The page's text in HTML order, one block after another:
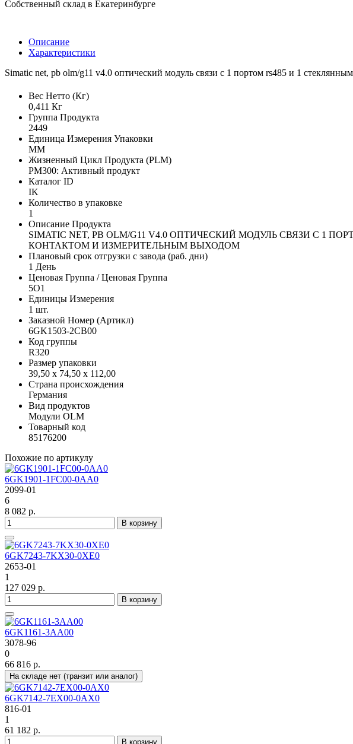
Собственный склад в Екатеринбурге
Описание
Характеристики
Simatic net, pb olm/g11 v4.0 оптический модуль связи с 1 портом rs485 и 1
Вес Нетто (Кг)
0,411 Кг
Группа Продукта
2449
Единица Измерения Упаковки
MM
Жизненный Цикл Продукта (PLM)
PM300: Активный продукт
Каталог ID
IK
Количество в упаковке
1
Описание Продукта
SIMATIC NET, PB OLM/G11 V4.0 ОПТИЧЕСКИЙ МОДУЛЬ СВЯЗИ С 1
КОНТАКТОМ И ИЗМЕРИТЕЛЬНЫМ ВЫХОДОМ
Плановый срок отгрузки с завода (раб. дни)
1 День
Ценовая Группа / Ценовая Группа
5O1
Единицы Измерения
1 шт.
Заказной Номер (Артикл)
6GK1503-2CB00
Код группы
R320
Размер упаковки
39,50 x 74,50 x 112,00
Страна происхождения
Германия
Вид продуктов
Модули OLM
Товарный код
85176200
Похожие по артикулу
6GK1901-1FC00-0AA0
2099-01
6
8 082 р.
В корзину
6GK7243-7KX30-0XE0
2653-01
1
127 029 р.
В корзину
6GK1161-3AA00
3078-96
0
66 816 р.
На складе нет (транзит или аналог)
6GK7142-7EX00-0AX0
816-01
1
61 182 р.
В корзину